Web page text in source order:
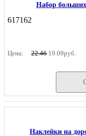
Набор
617162
Цена: 22.46 19.09руб.
Наклейки на